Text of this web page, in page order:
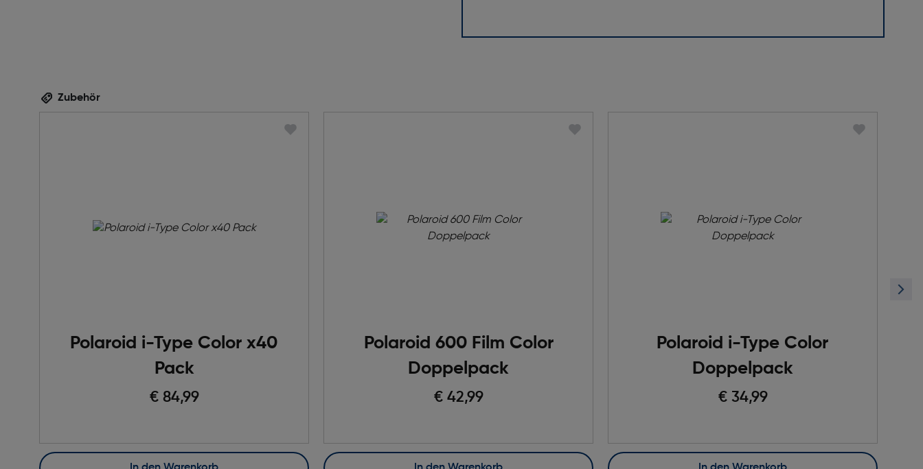
Zubehör
Polaroid i-Type Color x40
Pack
€ 84,99
Polaroid 600 Film Color
Doppelpack
€ 42,99
Polaroid i-Type Color
Doppelpack
€ 34,99